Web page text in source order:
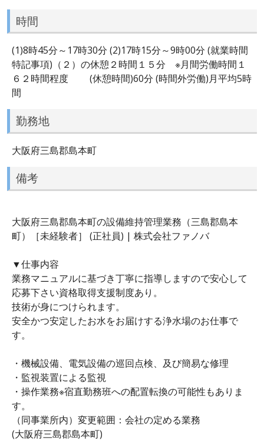
時間
(1)8時45分～17時30分 (2)17時15分～9時00分 (就業時間
特記事項)（２）の休憩２時間１５分 ※月間労働時間１
６２時間程度 (休憩時間)60分 (時間外労働)月平均5時
間
勤務地
大阪府三島郡島本町
備考
大阪府三島郡島本町の設備維持管理業務（三島郡島本
町）［未経験者］ (正社員) | 株式会社ファノバ
▼仕事内容
業務マニュアルに基づき丁寧に指導しますので安心して
応募下さい資格取得支援制度あり。
技術が身につけられます。
安全かつ安定したお水をお届けする浄水場のお仕事で
す。
・機械設備、電気設備の巡回点検、及び簡易な修理
・監視装置による監視
・操作業務※宿直勤務班への配置転換の可能性もありま
す。
（同事業所内）変更範囲：会社の定める業務
(大阪府三島郡島本町)